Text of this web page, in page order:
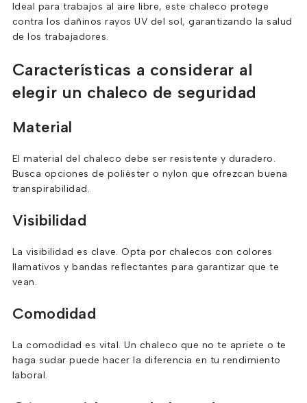
Ideal para trabajos al aire libre, este chaleco protege
contra los dañinos rayos UV del sol, garantizando la salud
de los trabajadores.
Características a considerar al
elegir un chaleco de seguridad
Material
El material del chaleco debe ser resistente y duradero.
Busca opciones de poliéster o nylon que ofrezcan buena
transpirabilidad.
Visibilidad
La visibilidad es clave. Opta por chalecos con colores
llamativos y bandas reflectantes para garantizar que te
vean.
Comodidad
La comodidad es vital. Un chaleco que no te apriete o te
haga sudar puede hacer la diferencia en tu rendimiento
laboral.